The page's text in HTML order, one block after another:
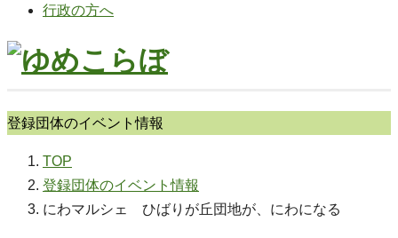
行政の方へ
登録団体のイベント情報
TOP
登録団体のイベント情報
にわマルシェ ひばりが丘団地が、にわになる